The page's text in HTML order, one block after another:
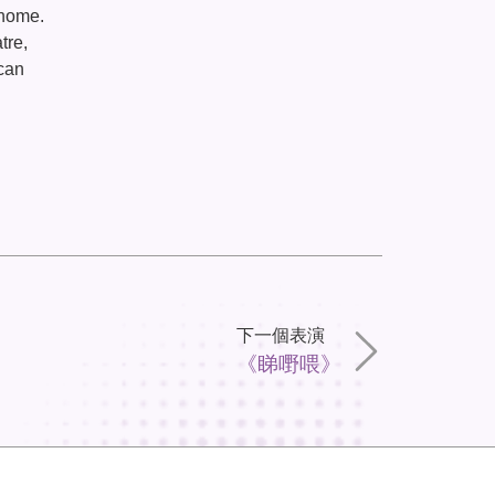
下一個表演
《睇嘢喂》